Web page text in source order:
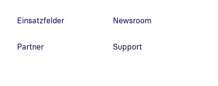
Einsatzfelder
Partner
Newsroom
Support